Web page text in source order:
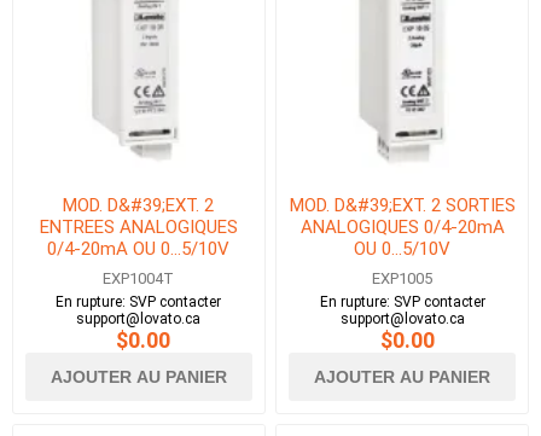
MOD. D&#39;EXT. 2
ENTREES ANALOGIQUES
0/4-20mA OU 0...5/10V
TROPICALISE
EXP1004T
En rupture: SVP contacter
support@lovato.ca
$0.00
AJOUTER AU PANIER
MOD. D&#39;EXT. 2 SORTIES
ANALOGIQUES 0/4-20mA
OU 0...5/10V
EXP1005
En rupture: SVP contacter
support@lovato.ca
$0.00
AJOUTER AU PANIER